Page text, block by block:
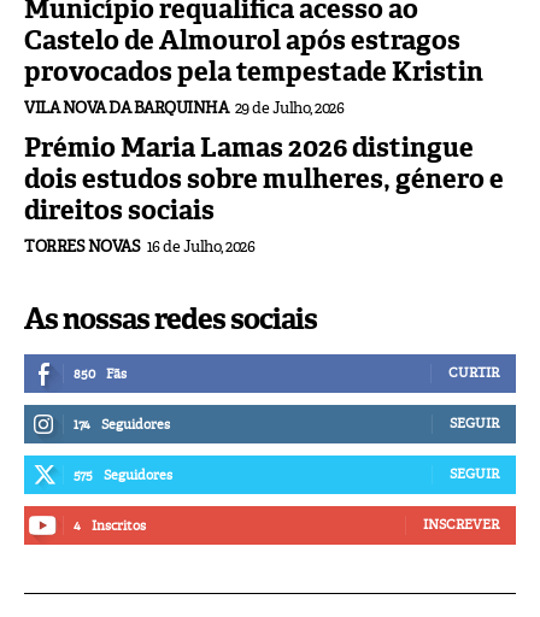
Município requalifica acesso ao
Castelo de Almourol após estragos
provocados pela tempestade Kristin
VILA NOVA DA BARQUINHA 29 de Julho, 2026
Prémio Maria Lamas 2026 distingue
dois estudos sobre mulheres, género e
direitos sociais
TORRES NOVAS 16 de Julho, 2026
As nossas redes sociais
850 Fãs CURTIR
174 Seguidores SEGUIR
575 Seguidores SEGUIR
4 Inscritos INSCREVER